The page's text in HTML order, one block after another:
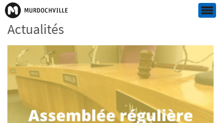
Actualités